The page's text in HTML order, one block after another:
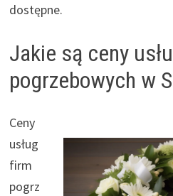
dostępne.
Jakie są ceny
pogrzebowych w
Ceny
usług
firm
pogrz